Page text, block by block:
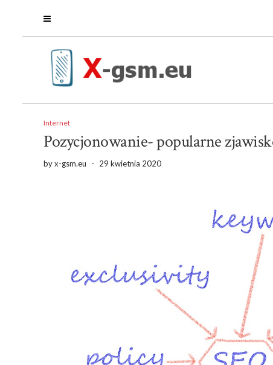
Internet
Pozycjonowanie- popularne
byx-gsm.eu - 29 kwietnia 2020